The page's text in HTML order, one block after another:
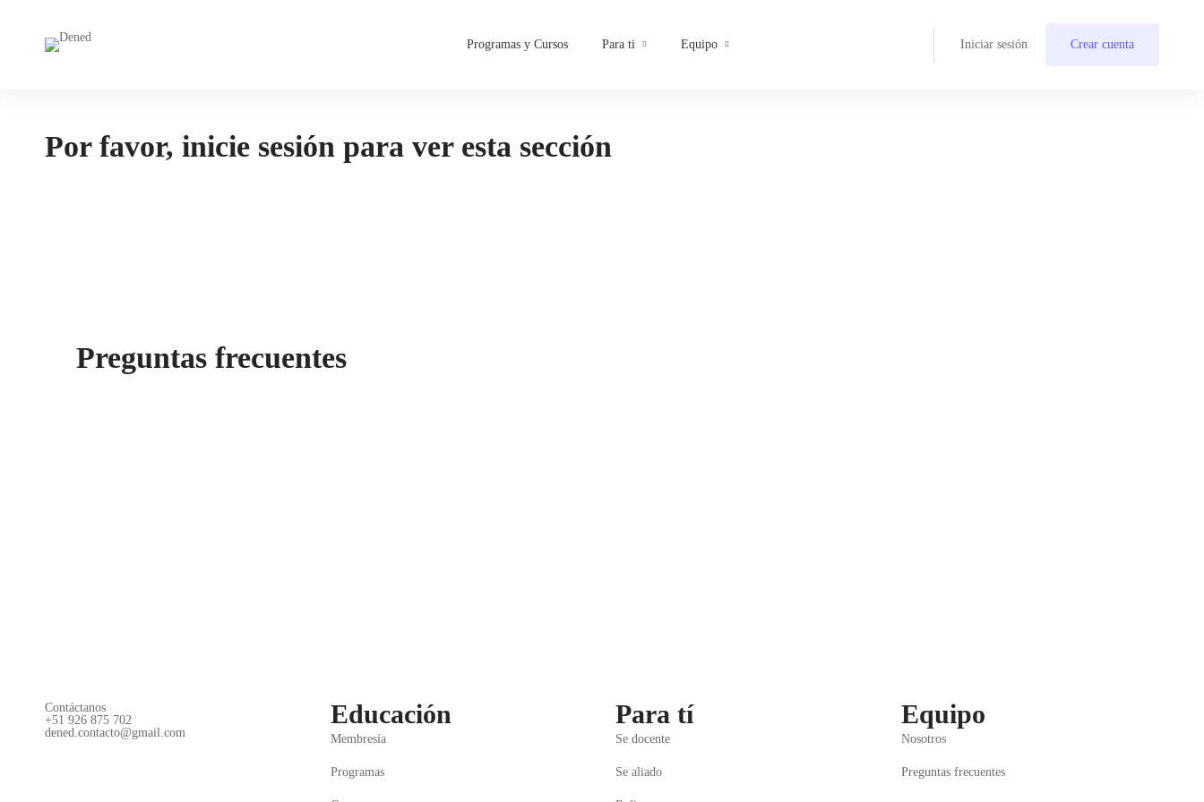
Programas y Cursos Para ti Equipo Iniciar sesión Crear cuenta
Por favor, inicie sesión para ver esta sección
Preguntas frecuentes
Contáctanos
+51 926 875 702
dened.contacto@gmail.com
Educación
Membresía
Programas
Para tí
Se docente
Se aliado
Equipo
Nosotros
Preguntas frecuentes